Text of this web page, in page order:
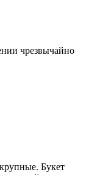
чрезвычайно
Букет